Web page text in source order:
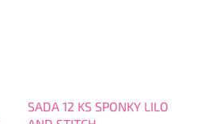
SADA 12 KS SPONKY LILO